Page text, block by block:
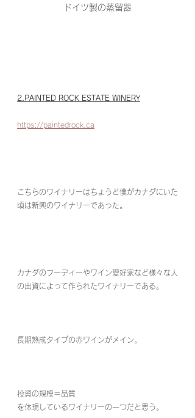
ドイツ製の蒸留器
2.PAINTED ROCK ESTATE WINERY
https://paintedrock.ca
こちらのワイナリーはちょうど僕がカナダにいた
頃は新興のワイナリーであった。
カナダのフーディーやワイン愛好家など様々な人
の出資によって作られたワイナリーである。
長期熟成タイプの赤ワインがメイン。
投資の規模＝品質
を体現しているワイナリーの一つだと思う。